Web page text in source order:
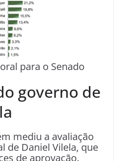
para o Senado
governo de
mediu a avaliação
de Daniel Vilela, que
de aprovação.